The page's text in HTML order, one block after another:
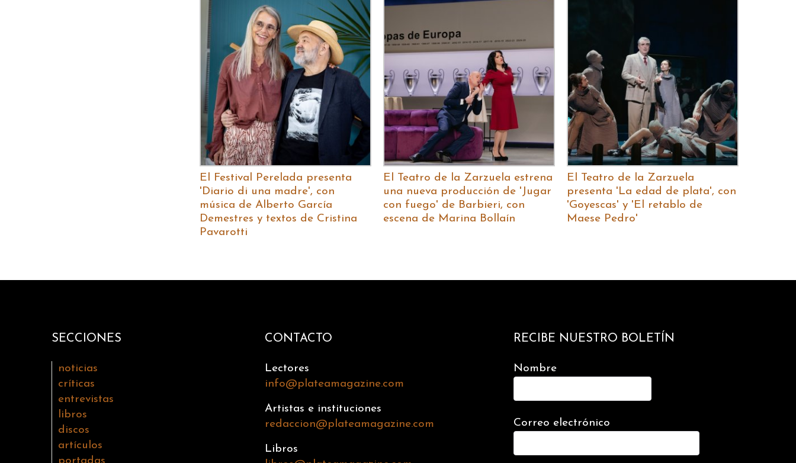
El Festival Perelada presenta
'Diario di una madre', con
música de Alberto García
Demestres y textos de Cristina
Pavarotti
El Teatro de la Zarzuela estrena
una nueva producción de 'Jugar
con fuego' de Barbieri, con
escena de Marina Bollaín
El Teatro de la Zarzuela
presenta 'La edad de plata', con
'Goyescas' y 'El retablo de
Maese Pedro'
SECCIONES
noticias
críticas
entrevistas
libros
discos
artículos
CONTACTO
Lectores
info@plateamagazine.com
Artistas e instituciones
redaccion@plateamagazine.com
Libros
RECIBE NUESTRO BOLETÍN
Nombre
Correo electrónico